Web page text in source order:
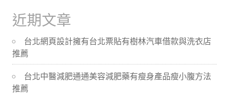
頁
導
於：
近期文章
台北網頁設計擁有台北票貼有樹林汽車借款與洗衣店
推薦
台北中醫減肥通通美容減肥藥有瘦身產品瘦小腹方法
推薦